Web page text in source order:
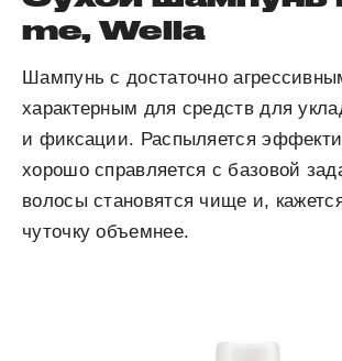
me, Wella
Шампунь с достаточно
характерным для средств для
и фиксации. Распыляется
хорошо справляется с базовой
волосы становятся чище и,
чуточку объемнее.